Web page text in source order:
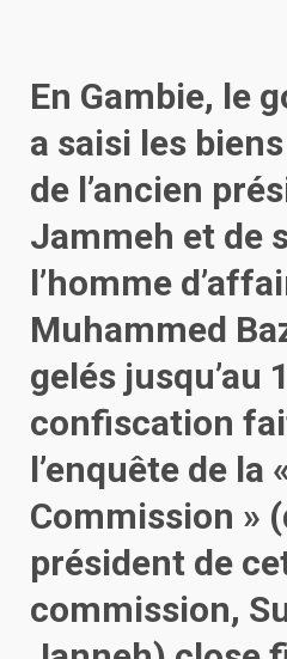
En Gambie, le
a saisi les
de l’ancien
Jammeh et de
l’homme
Muhammed
gelés jusqu’au
confiscation
l’enquête de la
Commission »
président de
commission,